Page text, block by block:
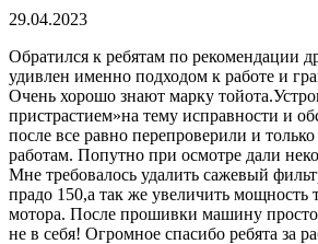
29.04.2023
Обратился к ребятам по рекомендации
удивлен именно подходом к работе и
Очень хорошо знают марку
пристрастием»на тему исправности и
после все равно перепроверили и
работам. Попутно при осмотре дали
Мне требовалось удалить сажевый
прадо 150,а так же увеличить мощность
мотора. После прошивки машину просто
не в себя! Огромное спасибо ребята за